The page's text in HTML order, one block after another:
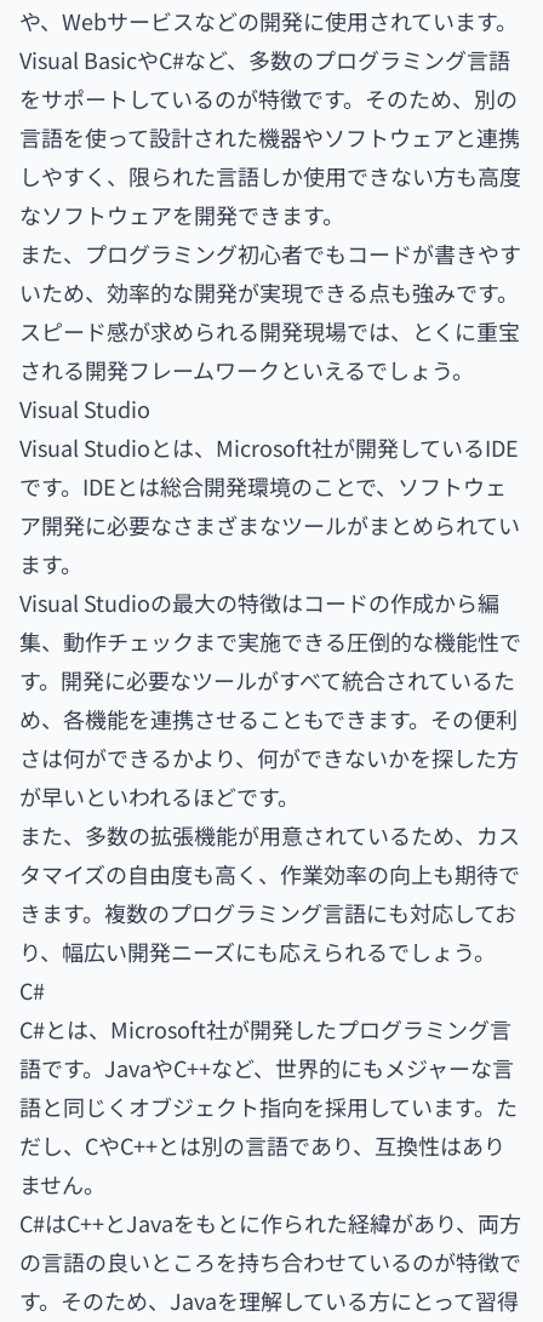
や、Webサービスなどの開発に使用されています。
Visual BasicやC#など、多数のプログラミング言語
をサポートしているのが特徴です。そのため、別の
言語を使って設計された機器やソフトウェアと連携
しやすく、限られた言語しか使用できない方も高度
なソフトウェアを開発できます。
また、プログラミング初心者でもコードが書きやす
いため、効率的な開発が実現できる点も強みです。
スピード感が求められる開発現場では、とくに重宝
される開発フレームワークといえるでしょう。
Visual Studio
Visual Studioとは、Microsoft社が開発しているIDE
です。IDEとは総合開発環境のことで、ソフトウェ
ア開発に必要なさまざまなツールがまとめられてい
ます。
Visual Studioの最大の特徴はコードの作成から編
集、動作チェックまで実施できる圧倒的な機能性で
す。開発に必要なツールがすべて統合されているた
め、各機能を連携させることもできます。その便利
さは何ができるかより、何ができないかを探した方
が早いといわれるほどです。
また、多数の拡張機能が用意されているため、カス
タマイズの自由度も高く、作業効率の向上も期待で
きます。複数のプログラミング言語にも対応してお
り、幅広い開発ニーズにも応えられるでしょう。
C#
C#とは、Microsoft社が開発したプログラミング言
語です。JavaやC++など、世界的にもメジャーな言
語と同じくオブジェクト指向を採用しています。た
だし、CやC++とは別の言語であり、互換性はあり
ません。
C#はC++とJavaをもとに作られた経緯があり、両方
の言語の良いところを持ち合わせているのが特徴で
す。そのため、Javaを理解している方にとって習得